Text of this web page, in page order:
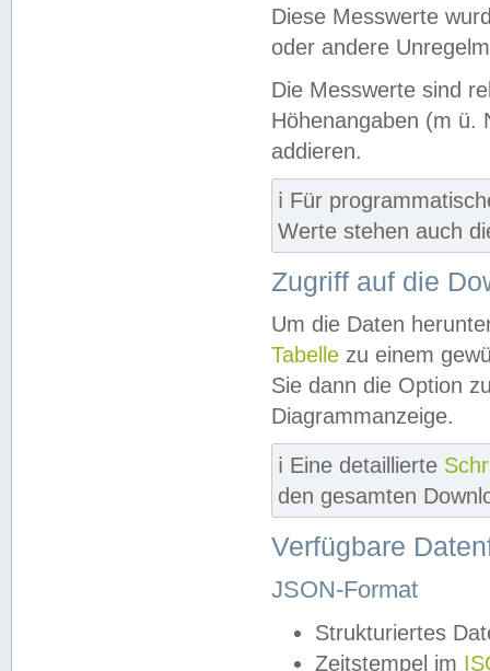
Diese Messwerte
oder andere
Die Messwerte sind
Höhenangaben (m ü.
addieren.
ℹ️ Für
Werte stehen auch
Zugriff auf die
Um die Daten
Tabelle zu einem
Sie dann die Option
Diagrammanzeige.
ℹ️ Eine detaillierte
den gesamten
Verfügbare
JSON-Format
Strukturiertes
Zeitstempel im